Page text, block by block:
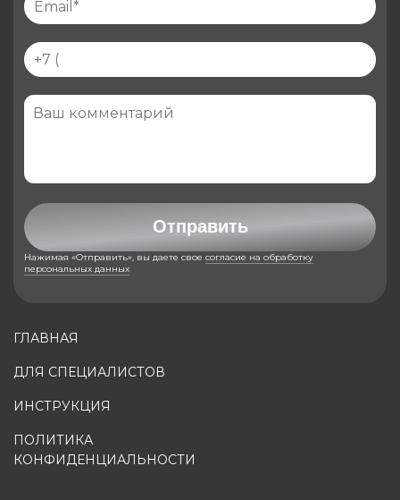
ГЛАВНАЯ
ДЛЯ СПЕЦИАЛИСТОВ
ИНСТРУКЦИЯ
ПОЛИТИКА
КОНФИДЕНЦИАЛЬНОСТИ
Отправить
Нажимая «Отправить», вы даете свое согласие на обработку
персональных данных